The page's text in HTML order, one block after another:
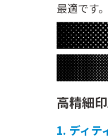
最適です。
高精細
1. ディテ